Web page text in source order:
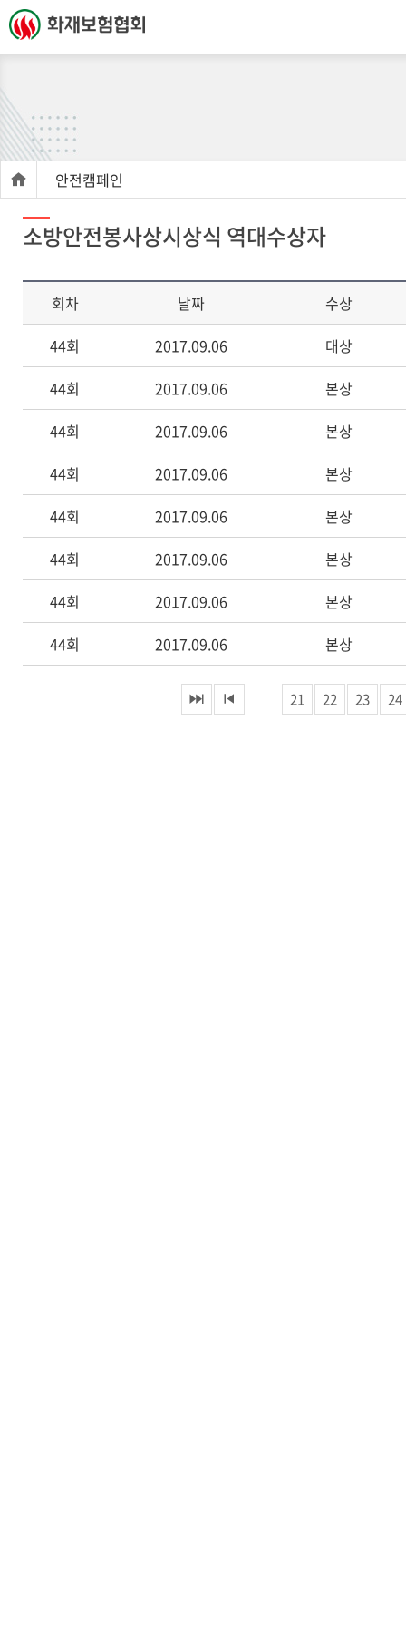
안전캠페인
소방안전봉사상시상식 역대수상자
회차 날짜
수상
44회
2017.09.06
대상
44회
2017.09.06
본상
44회
2017.09.06
본상
44회
2017.09.06
본상
44회
2017.09.06
본상
44회
2017.09.06
본상
44회
2017.09.06
본상
44회
2017.09.06 본상
21 22 23 24